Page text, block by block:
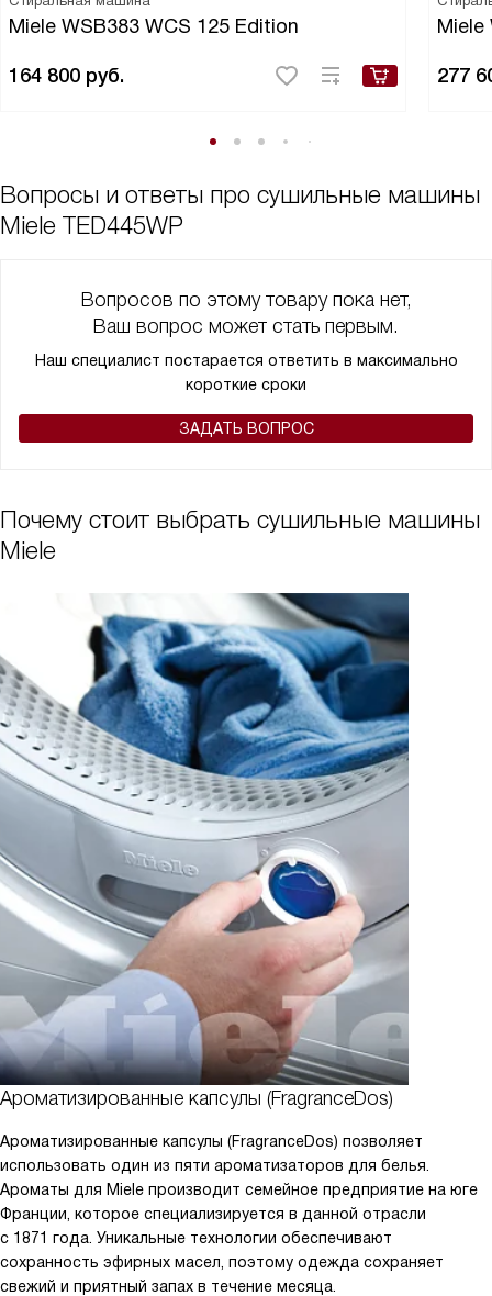
Miele WSB383 WCS 125 Edition
164 800 руб.
Miele
277
Вопросы и ответы про сушильные машины
Miele TED445WP
Вопросов по этому товару пока нет,
Ваш вопрос может стать первым.
Наш специалист постарается ответить в максимально
короткие сроки
ЗАДАТЬ ВОПРОС
Почему стоит выбрать сушильные машины
Miele
Ароматизированные капсулы (FragranceDos)
Ароматизированные капсулы (FragranceDos) позволяет
использовать один из пяти ароматизаторов для белья.
Ароматы для Miele производит семейное предприятие на юге
Франции, которое специализируется в данной отрасли
с 1871 года. Уникальные технологии обеспечивают
сохранность эфирных масел, поэтому одежда сохраняет
свежий и приятный запах в течение месяца.